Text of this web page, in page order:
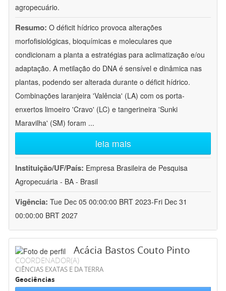
agropecuário.
Resumo: O déficit hídrico provoca alterações
morfofisiológicas, bioquímicas e moleculares que
condicionam a planta a estratégias para aclimatização e/ou
adaptação. A metilação do DNA é sensível e dinâmica nas
plantas, podendo ser alterada durante o déficit hídrico.
Combinações laranjeira 'Valência' (LA) com os porta-
enxertos limoeiro 'Cravo' (LC) e tangerineira 'Sunki
Maravilha' (SM) foram ...
leia mais
Instituição/UF/País: Empresa Brasileira de Pesquisa
Agropecuária - BA - Brasil
Vigência: Tue Dec 05 00:00:00 BRT 2023-Fri Dec 31
00:00:00 BRT 2027
Acácia Bastos Couto Pinto
COORDENADOR(A)
CIÊNCIAS EXATAS E DA TERRA
Geociências